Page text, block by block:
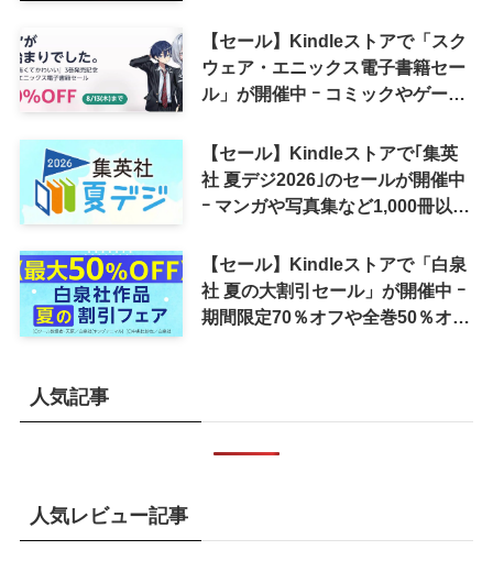
【セール】Kindleストアで「スク
ウェア・エニックス電子書籍セー
ル」が開催中 ｰ コミックやゲーム
【セール】Kindleストアで｢集英
社 夏デジ2026｣のセールが開催中
ｰ マンガや写真集など1,000冊以上
【セール】Kindleストアで「白泉
社 夏の大割引セール」が開催中 ｰ
期間限定70％オフや全巻50％オフ
人気記事
人気レビュー記事